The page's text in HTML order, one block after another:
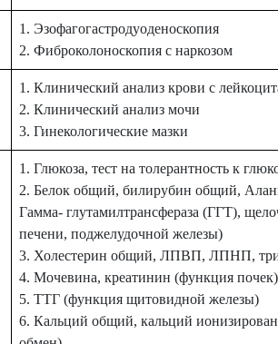
1. Эзофагогастродуоденоскопия
2. Фиброколоноскопия с наркозом
1. Клинический анализ крови с
2. Клинический анализ мочи
3. Гинекологические мазки
1. Глюкоза, тест на толерантность к
2. Белок общий, билирубин общий,
Гамма- глутамилтрансфераза (ГГТ),
печени, поджелудочной железы)
3. Холестерин общий, ЛПВП, ЛПНП,
4. Мочевина, креатинин (функция почек)
5. ТТГ (функция щитовидной железы)
6. Кальций общий, кальций